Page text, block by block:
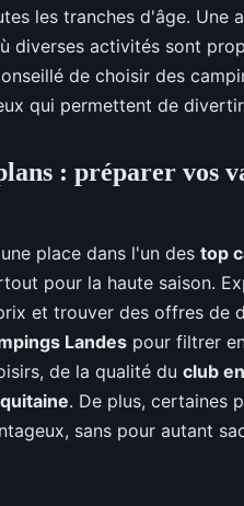
les tranches d'âge. Une
diverses activités sont
de choisir des
qui permettent de
: préparer vos
place dans l'un des top
pour la haute saison.
et trouver des offres de
Landes pour filtrer
de la qualité du club
. De plus, certaines
sans pour autant